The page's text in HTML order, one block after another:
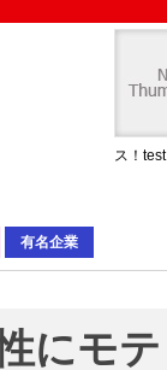
ス！test
有名企業
にモテ